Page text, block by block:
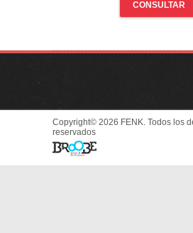
CONSULTAR
Copyright© 2026 FENK. Todos los
reservados